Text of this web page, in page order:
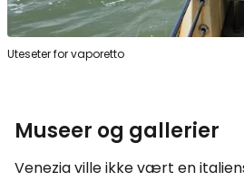
Uteseter for vaporetto
Museer og gallerier
Venezia ville ikke vært en